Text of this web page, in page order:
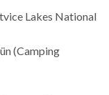
Lakes National
(Camping